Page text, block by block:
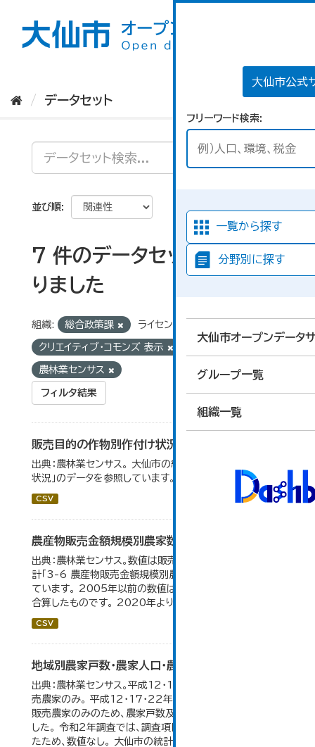
大仙市公式
フリーワード検索
一覧から探す
分野別に探す
大仙市オープンデータ
グループ一覧
組織一覧
データセット
並び順
7 件のデータセットが見つか
りました
組織: 総合政策課 ライセンス:
クリエイティブ・コモンズ 表示
農林業センサス
フィルタ結果
販売目的の作物別作付け状況
出典：農林業センサス。 大仙市の統計「3-1 農業経営体の
状況」のデータを参照しています。
CSV
農産物販売金額規模別農家数
出典：農林業センサス。数値は販売農家のみ。 大仙市の統
計「3-6 農産物販売金額規模別農家数」のデータを参照し
ています。 2005年以前の数値は合併前市町村の数値を
合算したものです。 2020年より集計区分が変更となる。
CSV
地域別農家戸数・農家人口・農業就業人口
出典：農林業センサス。平成12・17・22・27年数値は、販
売農家のみ。 平成12・17・22年の農業就業人口データが
販売農家のみのため、農家戸数及び人口も販売農家のみと
した。 令和2年調査では、調査項目・集計体系が変更となっ
たため、数値なし。 大仙市の統計「3-2 地域別農家戸数、